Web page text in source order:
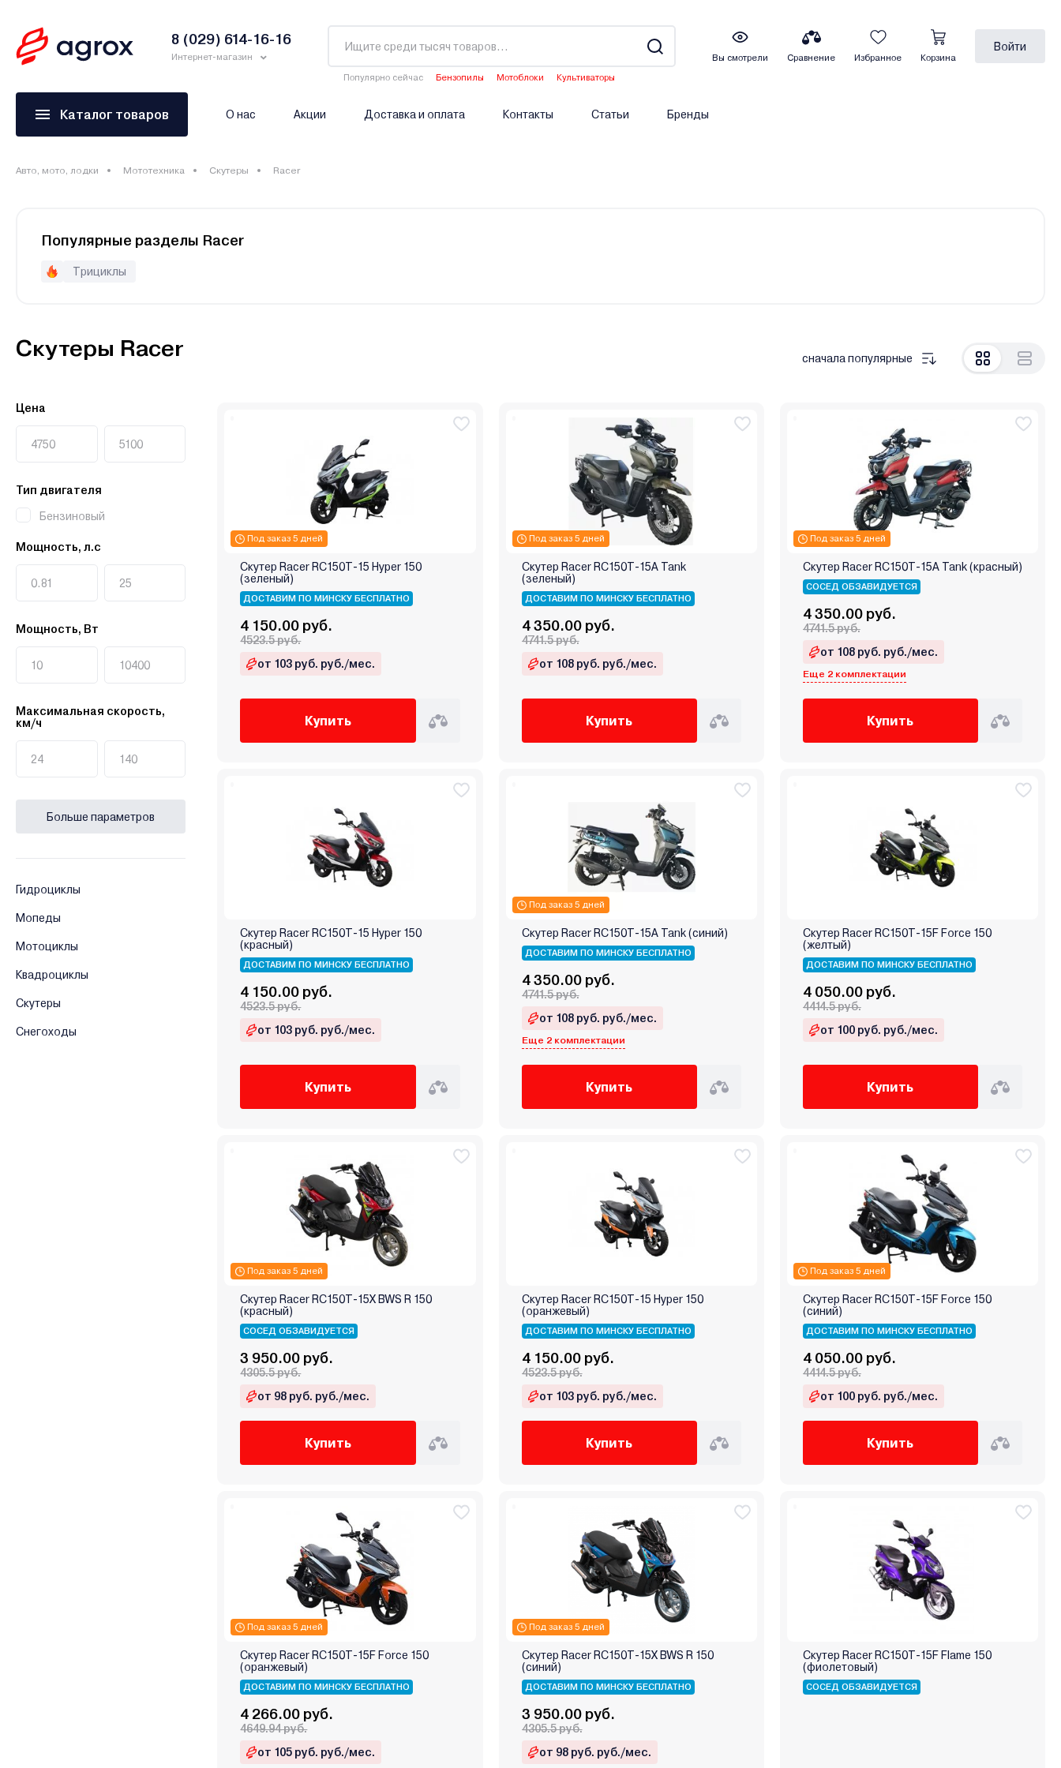
8 (029) 614-16-16
Интернет-магазин
Популярно сейчас Бензопилы Мотоблоки
Культиваторы
Вы смотрели Сравнение Избранное Корзина
Войти
Каталог товаров О нас Акции Доставка и оплата Контакты Статьи Бренды
Авто, мото, лодки Мототехника Скутеры Racer
Популярные разделы Racer
Трициклы
Скутеры Racer сначала популярные
Цена
Тип двигателя
Бензиновый
Мощность, л.с
Мощность, Вт
Максимальная скорость,
км/ч
Больше параметров
Гидроциклы
Мопеды
Мотоциклы
Квадроциклы
Скутеры
Снегоходы
Под заказ 5 дней
Скутер Racer RC150T-15 Hyper 150
(зеленый)
ДОСТАВИМ ПО МИНСКУ БЕСПЛАТНО
4 150.00 руб.
4523.5 руб.
от 103 руб. руб./мес.
Купить
Под заказ 5 дней
Скутер Racer RC150T-15A Tank
(зеленый)
ДОСТАВИМ ПО МИНСКУ БЕСПЛАТНО
4 350.00 руб.
4741.5 руб.
от 108 руб. руб./мес.
Купить
Под заказ 5 дней
Скутер Racer RC150T-15A Tank (красный)
СОСЕД ОБЗАВИДУЕТСЯ
4 350.00 руб.
4741.5 руб.
от 108 руб. руб./мес.
Еще 2 комплектации
Купить
Скутер Racer RC150T-15 Hyper 150
(красный)
ДОСТАВИМ ПО МИНСКУ БЕСПЛАТНО
4 150.00 руб.
4523.5 руб.
от 103 руб. руб./мес.
Купить
Под заказ 5 дней
Скутер Racer RC150T-15A Tank (синий)
ДОСТАВИМ ПО МИНСКУ БЕСПЛАТНО
4 350.00 руб.
4741.5 руб.
от 108 руб. руб./мес.
Еще 2 комплектации
Купить
Скутер Racer RC150T-15F Force 150
(желтый)
ДОСТАВИМ ПО МИНСКУ БЕСПЛАТНО
4 050.00 руб.
4414.5 руб.
от 100 руб. руб./мес.
Купить
Под заказ 5 дней
Скутер Racer RC150T-15X BWS R 150
(красный)
СОСЕД ОБЗАВИДУЕТСЯ
3 950.00 руб.
4305.5 руб.
от 98 руб. руб./мес.
Купить
Скутер Racer RC150T-15 Hyper 150
(оранжевый)
ДОСТАВИМ ПО МИНСКУ БЕСПЛАТНО
4 150.00 руб.
4523.5 руб.
от 103 руб. руб./мес.
Купить
Под заказ 5 дней
Скутер Racer RC150T-15F Force 150
(синий)
ДОСТАВИМ ПО МИНСКУ БЕСПЛАТНО
4 050.00 руб.
4414.5 руб.
от 100 руб. руб./мес.
Купить
Под заказ 5 дней
Скутер Racer RC150T-15F Force 150
(оранжевый)
ДОСТАВИМ ПО МИНСКУ БЕСПЛАТНО
4 266.00 руб.
4649.94 руб.
от 105 руб. руб./мес.
Под заказ 5 дней
Скутер Racer RC150T-15X BWS R 150
(синий)
ДОСТАВИМ ПО МИНСКУ БЕСПЛАТНО
3 950.00 руб.
4305.5 руб.
от 98 руб. руб./мес.
Скутер Racer RC150T-15F Flame 150
(фиолетовый)
СОСЕД ОБЗАВИДУЕТСЯ